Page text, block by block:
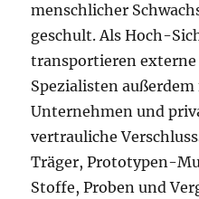
menschlicher
geschult. Als Hoch-
transportieren
Spezialisten
Unternehmen und
vertrauliche
Träger, Prototypen-
Stoffe, Proben und